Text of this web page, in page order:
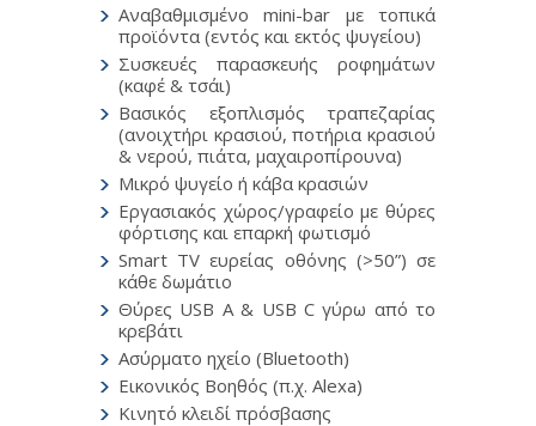
Αναβαθμισμένο mini-bar με τοπικά
προϊόντα (εντός και εκτός ψυγείου)
Συσκευές παρασκευής ροφημάτων
(καφέ & τσάι)
Βασικός εξοπλισμός τραπεζαρίας
(ανοιχτήρι κρασιού, ποτήρια κρασιού
& νερού, πιάτα, μαχαιροπίρουνα)
Μικρό ψυγείο ή κάβα κρασιών
Εργασιακός χώρος/γραφείο με θύρες
φόρτισης και επαρκή φωτισμό
Smart TV ευρείας οθόνης (>50”) σε
κάθε δωμάτιο
Θύρες USB A & USB C γύρω από το
κρεβάτι
Ασύρματο ηχείο (Bluetooth)
Εικονικός Βοηθός (π.χ. Alexa)
Κινητό κλειδί πρόσβασης